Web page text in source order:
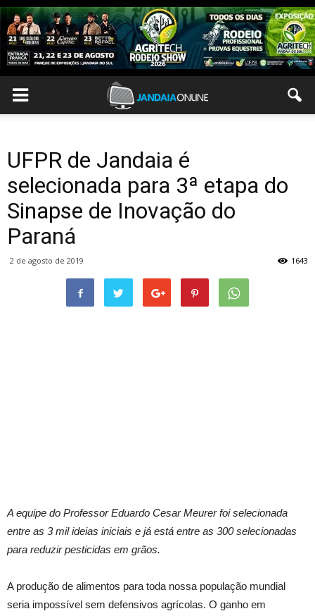
UFPR de Jandaia é
selecionada para 3ª etapa do
Sinapse de Inovação do
Paraná
2 de agosto de 2019 1643
A equipe do Professor Eduardo Cesar Meurer foi selecionada
entre as 3 mil ideias iniciais e já está entre as 300 selecionadas
para reduzir pesticidas em grãos.
A produção de alimentos para toda nossa população mundial
seria impossível sem defensivos agrícolas. O ganho em